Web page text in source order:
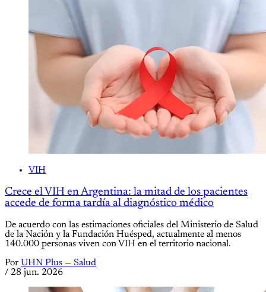
VIH
Crece el VIH en Argentina: la mitad de los pacientes
accede de forma tardía al diagnóstico médico
De acuerdo con las estimaciones oficiales del Ministerio de Salud
de la Nación y la Fundación Huésped, actualmente al menos
140.000 personas viven con VIH en el territorio nacional.
Por UHN Plus — Salud
/ 28 jun. 2026